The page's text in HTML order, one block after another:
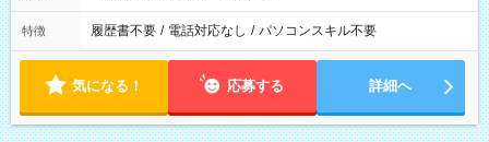
特徴 履歴書不要 / 電話対応なし / パソコンスキル不要
気になる！ 応募する 詳細へ